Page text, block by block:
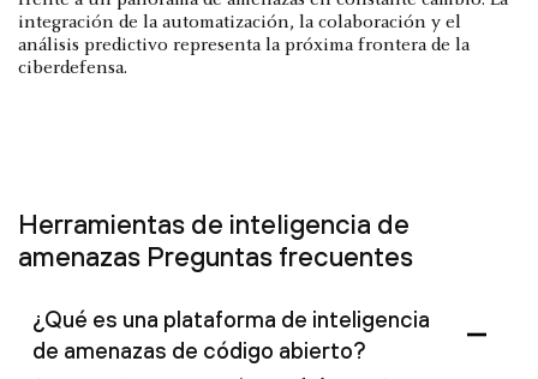
integración de la automatización, la colaboración y el
análisis predictivo representa la próxima frontera de la
ciberdefensa.
Herramientas de inteligencia de
amenazas Preguntas frecuentes
¿Qué es una plataforma de inteligencia
de amenazas de código abierto?